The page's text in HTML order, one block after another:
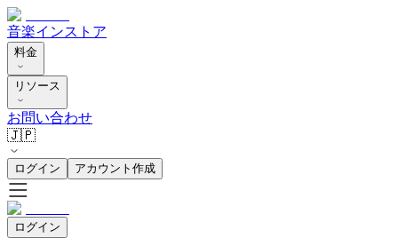
音楽インストア
料金
リソース
お問い合わせ
🇯🇵
ログイン アカウント作成
ログイン